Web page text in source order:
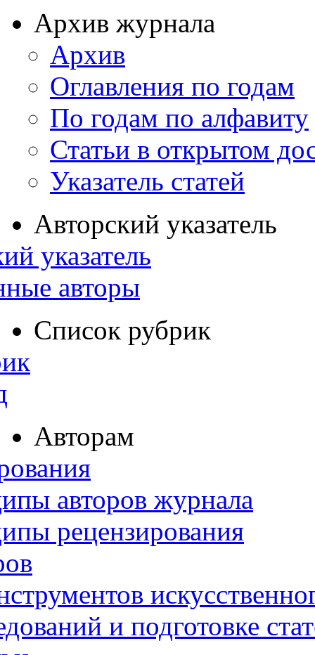
Архив журнала
Архив
Оглавления по годам
По годам по алфавиту
Статьи в открытом
Указатель статей
Авторский указатель
указатель
авторы
Список рубрик
Авторам
авторов журнала
рецензирования
и подготовке